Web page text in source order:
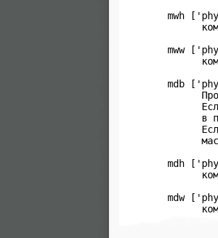
mwh
mww
mdb
в
mdh
mdw